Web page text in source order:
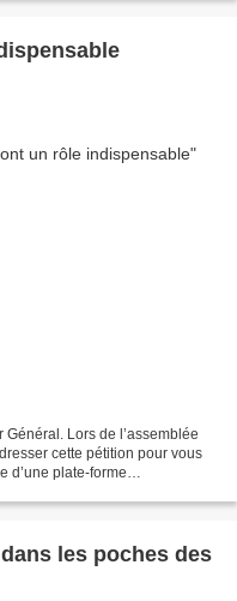
Lors de l’assemblée
cette pétition pour vous
d’une plate-forme
les poches des